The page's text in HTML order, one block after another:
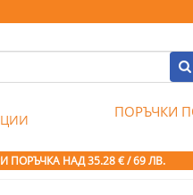
ПОРЪЧКИ
ПОРЪЧКА НАД 35.28 € / 69 ЛВ.